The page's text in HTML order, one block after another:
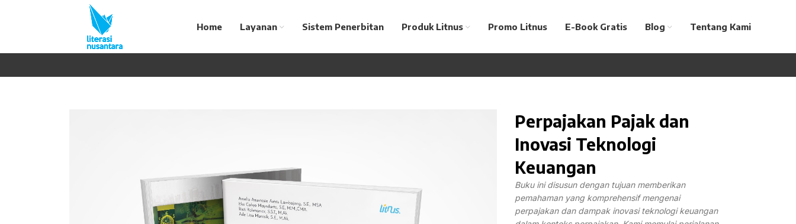
Home Layanan Sistem Penerbitan Produk Litnus Promo Litnus E-Book Gratis Blog Tentang Kami
Perpajakan Pajak dan
Inovasi Teknologi
Keuangan
Buku ini disusun dengan tujuan memberikan
pemahaman yang komprehensif mengenai
perpajakan dan dampak inovasi teknologi keuangan